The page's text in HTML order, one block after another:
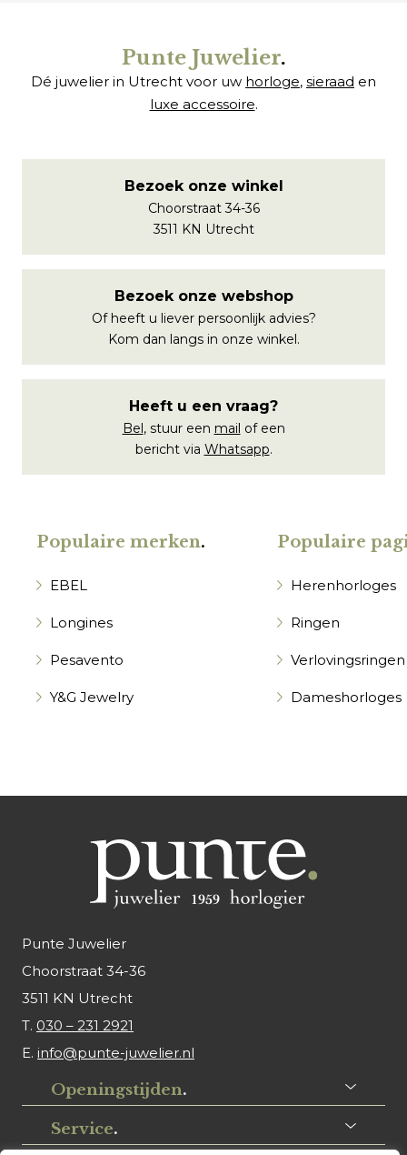
Punte Juwelier.
Dé juwelier in Utrecht voor uw horloge, sieraad en
luxe accessoire.
Bezoek onze winkel
Choorstraat 34-36
3511 KN Utrecht
Bezoek onze webshop
Of heeft u liever persoonlijk advies?
Kom dan langs in onze winkel.
Heeft u een vraag?
Bel, stuur een mail of een
bericht via Whatsapp.
Populaire merken.
EBEL
Longines
Pesavento
Y&G Jewelry
Populaire
Herenhorloges
Ringen
Verlovingsringen
Dameshorloges
Punte Juwelier
Choorstraat 34-36
3511 KN Utrecht
T. 030 – 231 2921
E. info@punte-juwelier.nl
Openingstijden.
Service.